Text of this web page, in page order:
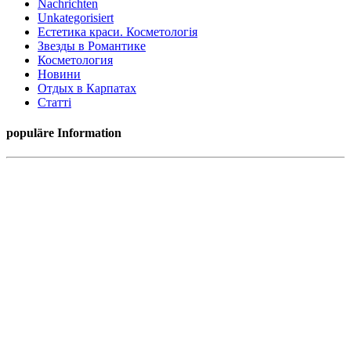
Nachrichten
Unkategorisiert
Естетика краси. Косметологія
Звезды в Романтике
Косметология
Новини
Отдых в Карпатах
Статті
populäre Information